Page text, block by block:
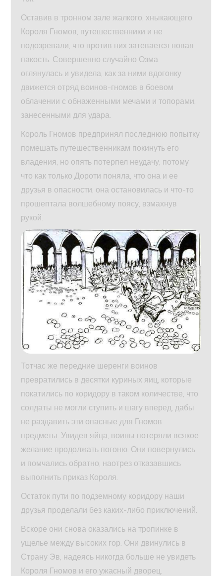
Оставив в тронном зале жалкого, хныкающего
Короля Гномов, путешественники и не
подозревали, что против них затевается новая
пакость. Совершенно случайно Озма
оглянулась и увидела, как за ними вдогонку
движется отряд воинов-гномов в боевом
облачении с обнаженными мечами и топорами,
занесенными для удара.
Король Гномов предпринял последнюю попытку
помешать путешественникам покинуть его
владения, но опять потерпел неудачу, потому
что как только Дороти поняла, что она и ее
друзья в опасности, она остановилась и что-то
прошептала волшебному поясу, взмахнув
рукой.
Тотчас же передние шеренги воинов
превратились в десятки куриных яиц, которые
покатились по коридору в таком количестве, что
солдаты не могли ступить и шагу вперед, дабы
не раздавить эти опасные для Гномов
предметы. Увидев яйца, воины потеряли всякое
желание продолжать погоню. Они повернулись
и помчались обратно, наотрез отказавшись
выполнить приказ Короля.
Остаток пути по подземному коридору наши
друзья проделали без каких-либо приключений.
Вскоре они снова оказались на тропинке в
ущелье между высоких гор. Они двинулись в
Страну Эв, надеясь никогда больше не увидеть
Короля Гномов и его ужасный дворец.